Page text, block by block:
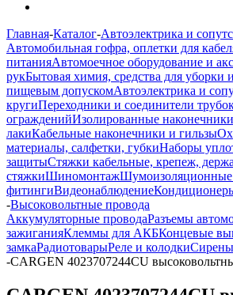
Главная-Каталог-Автоэлектрика и
Автомобильная гофра, оплетки для
питанияАвтомоечное оборудование и
рукБытовая химия, средства для уборки
пищевым допускомАвтоэлектрика и
кругиПереходники и соединители
огражденийИзолированные
лакиКабельные наконечники и гильзы
материалы, салфетки, губкиНаборы
защитыСтяжки кабельные, крепеж,
стяжкиШиномонтажШумоизоляционные
фитингиВидеонаблюдение
-Высоковольтные провода
Аккумуляторные проводаРазъемы
зажиганияКлеммы для АКБКонцевые
замкаРадиотоварыРеле и колодкиСирены
-CARGEN 4023707244CU